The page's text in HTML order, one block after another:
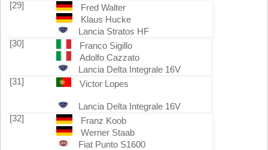
[29]
Fred Walter
Klaus Hucke
Lancia Stratos HF
[30]
Franco Sigillo
Adolfo Cazzato
Lancia Delta Integrale 16V
[31]
Victor Lopes
Lancia Delta Integrale 16V
[32]
Franz Koob
Werner Staab
Fiat Punto S1600